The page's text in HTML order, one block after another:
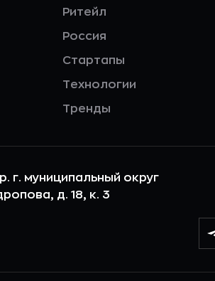
Ритейл
Россия
Стартапы
Технологии
Тренды
г. муниципальный округ
д. 18, к. 3